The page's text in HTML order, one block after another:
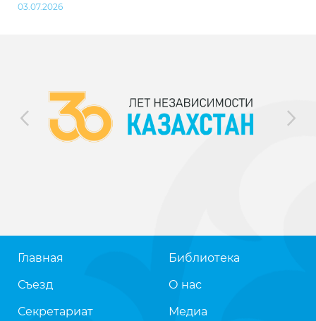
03.07.2026
Главная
Съезд
Секретариат
Библиотека
О нас
Медиа